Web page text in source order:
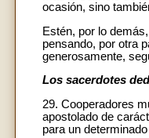
ocasión, sino
Estén, por lo
pensando, por otra
generosamente,
Los sacerdotes
29. Cooperadores
apostolado de
para un